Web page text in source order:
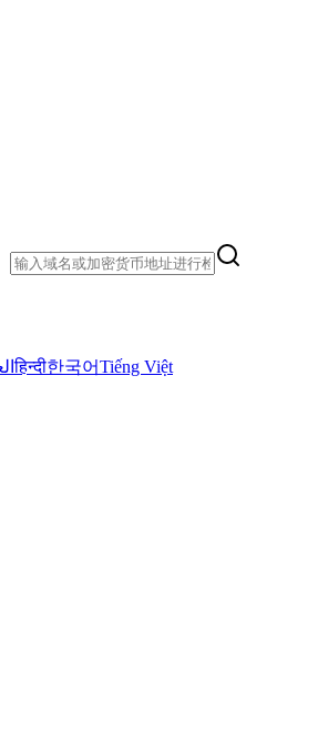
हिन्दी한국어Tiếng Việt